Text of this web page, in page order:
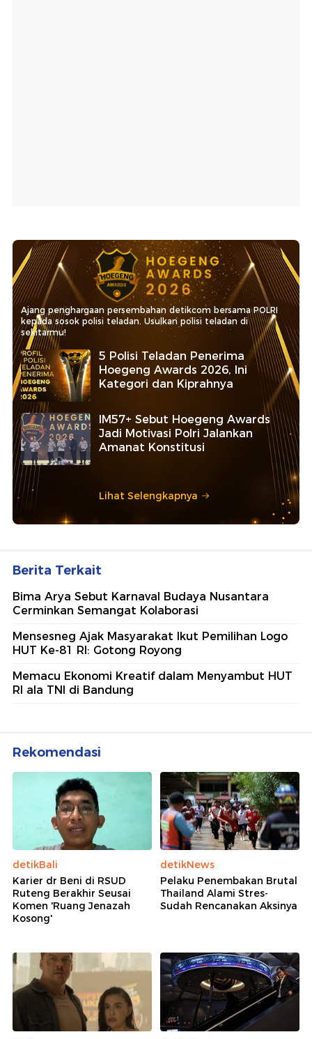
Ajang penghargaan persembahan detikcom bersama POLRI
kepada sosok polisi teladan. Usulkan polisi teladan di
sekitarmu!
5 Polisi Teladan Penerima
Hoegeng Awards 2026, Ini
Kategori dan Kiprahnya
IM57+ Sebut Hoegeng Awards
Jadi Motivasi Polri Jalankan
Amanat Konstitusi
Lihat Selengkapnya
Berita Terkait
Bima Arya Sebut Karnaval Budaya Nusantara
Cerminkan Semangat Kolaborasi
Mensesneg Ajak Masyarakat Ikut Pemilihan Logo
HUT Ke-81 RI: Gotong Royong
Memacu Ekonomi Kreatif dalam Menyambut HUT
RI ala TNI di Bandung
Rekomendasi
detikBali
Karier dr Beni di RSUD
Ruteng Berakhir Seusai
Komen 'Ruang Jenazah
Kosong'
detikNews
Pelaku Penembakan Brutal
Thailand Alami Stres-
Sudah Rencanakan Aksinya